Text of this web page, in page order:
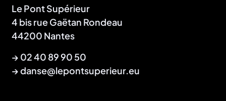
Le Pont Supérieur
4 bis rue Gaëtan Rondeau
44200 Nantes
→ 02 40 89 90 50
→danse@lepontsuperieur.eu